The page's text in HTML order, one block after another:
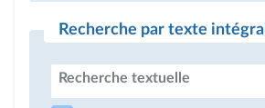
Recherche par texte intégral
Recherche textuelle